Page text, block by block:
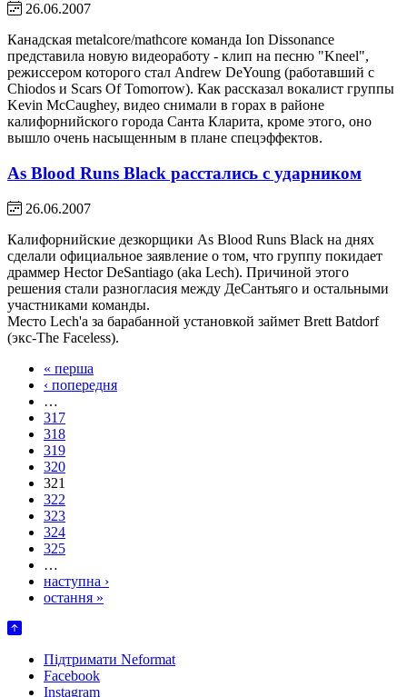
26.06.2007
Канадская metalcore/mathcore команда Ion Dissonance
представила новую видеоработу - клип на песню "Kneel",
режиссером которого стал Andrew DeYoung (работавший с
Chiodos и Scars Of Tomorrow). Как рассказал вокалист группы
Kevin McCaughey, видео снимали в горах в районе
калифорнийского города Санта Кларита, кроме этого, оно
вышло очень насыщенным в плане спецэффектов.
As Blood Runs Black расстались с ударником
26.06.2007
Калифорнийские дезкорщики As Blood Runs Black на днях
сделали официальное заявление о том, что группу покидает
драммер Hector DeSantiago (aka Lech). Причиной этого
решения стали разногласия между ДеСантьяго и остальными
участниками команды.
Место Lech'а за барабанной установкой займет Brett Batdorf
(экс-The Faceless).
« перша
‹ попередня
…
317
318
319
320
321
322
323
324
325
…
наступна ›
остання »
Підтримати Neformat
Facebook
Instagram